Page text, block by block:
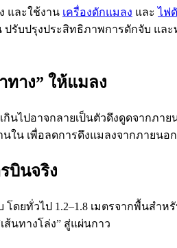
และใช้งาน เครื่องดักแมลง และไฟ
บปรุงประสิทธิภาพการดักจับ แล
าง” ให้แมลง
กินไปอาจกลายเป็นตัวดึงดูดจากภาย
ใน เพื่อลดการดึงแมลงจากภายนอ
บินจริง
ทั่วไป 1.2–1.8 เมตรจากพื้นสำห
ส้นทางโล่ง” สู่แผ่นกาว